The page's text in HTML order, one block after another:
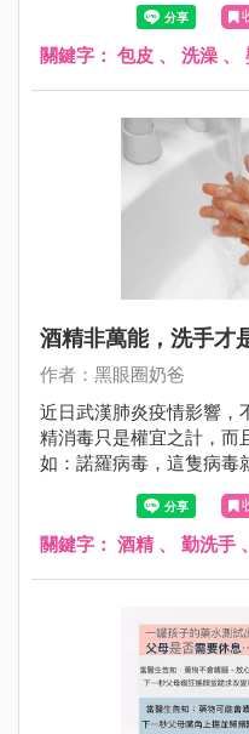
關鍵字： 包皮 、 洗澡 、
酒精非萬能，洗手才
作者：黑眼圈奶爸
近日武漢肺炎疫情影響，
精消毒只是權宜之計，而
如：諾羅病毒，這隻病毒
關鍵字： 酒精 、 勤洗手